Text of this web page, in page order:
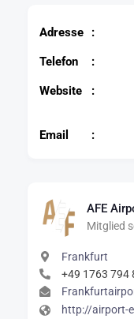
Adresse
Telefon
Website
Email
AFE
Mitglied
Frankfurt
+49 1763 794
http://airport-